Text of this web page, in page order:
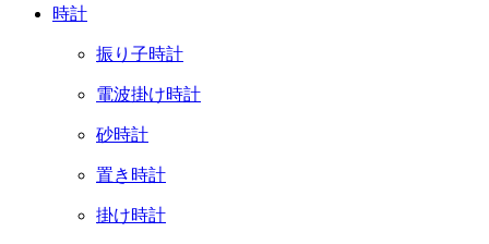
時計
振り子時計
電波掛け時計
砂時計
置き時計
掛け時計